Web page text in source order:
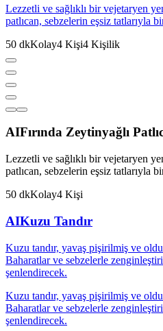
Lezzetli ve sağlıklı bir vejetaryen
patlıcan, sebzelerin eşsiz tatlarıyla
50 dkKolay4 Kişi4 Kişilik
AIFırında Zeytinyağlı
Lezzetli ve sağlıklı bir vejetaryen
patlıcan, sebzelerin eşsiz tatlarıyla
50 dkKolay4 Kişi
AIKuzu Tandır
Kuzu tandır, yavaş pişirilmiş ve
Baharatlar ve sebzelerle
şenlendirecek.
Kuzu tandır, yavaş pişirilmiş ve
Baharatlar ve sebzelerle
şenlendirecek.